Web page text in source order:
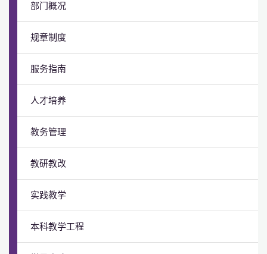
部门概况
规章制度
服务指南
人才培养
教务管理
教研教改
实践教学
本科教学工程